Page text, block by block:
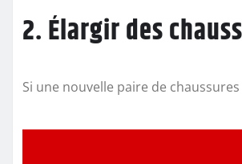
2. Élargir des
Si une nouvelle paire de